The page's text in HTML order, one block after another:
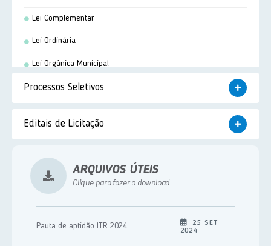
Lei Complementar
Lei Ordinária
Lei Orgânica Municipal
Portaria
Resolução
Processos Seletivos
Processo Seletivo Simplificado
Editais de Licitação
Tomada de Preço
Concorrência Pública
ARQUIVOS ÚTEIS
Clique para fazer o download
Pauta de aptidão ITR 2024
25 SET
2024